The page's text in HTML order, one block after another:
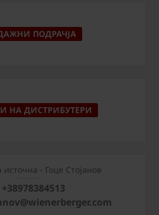
ПОДРАЧЈА
НА ДИСТРИБУТЕРИ
источна - Гоце Стојанов
+38978384513